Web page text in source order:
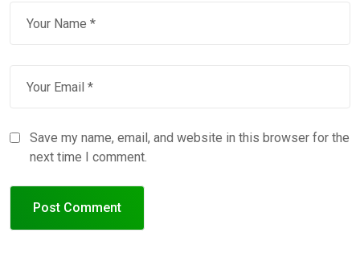
Save my name, email, and website in this browser for the
next time I comment.